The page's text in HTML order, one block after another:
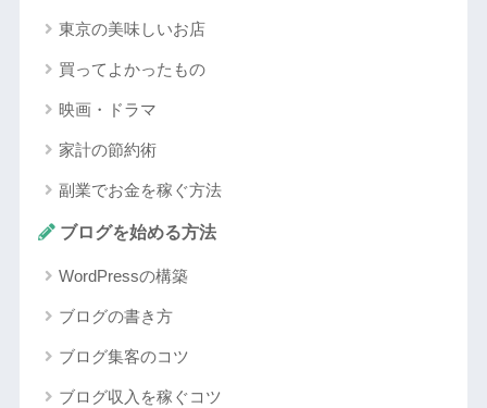
東京の美味しいお店
買ってよかったもの
映画・ドラマ
家計の節約術
副業でお金を稼ぐ方法
ブログを始める方法
WordPressの構築
ブログの書き方
ブログ集客のコツ
ブログ収入を稼ぐコツ